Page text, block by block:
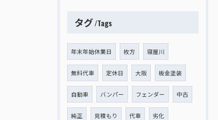
タグ Tags
年末年始休業日 枚方 寝屋川
無料代車 定休日 大阪 板金塗装
自動車 バンパー フェンダー 中古
純正 見積もり 代車 劣化